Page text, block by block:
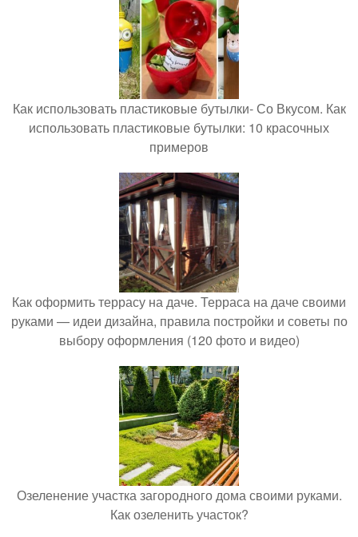
Как использовать пластиковые бутылки- Со Вкусом. Как
использовать пластиковые бутылки: 10 красочных
примеров
Как оформить террасу на даче. Терраса на даче своими
руками — идеи дизайна, правила постройки и советы по
выбору оформления (120 фото и видео)
Озеленение участка загородного дома своими руками.
Как озеленить участок?